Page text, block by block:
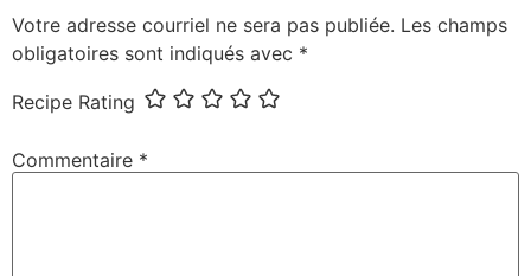
Votre adresse courriel ne sera pas publiée. Les champs
obligatoires sont indiqués avec *
Recipe Rating
Commentaire *